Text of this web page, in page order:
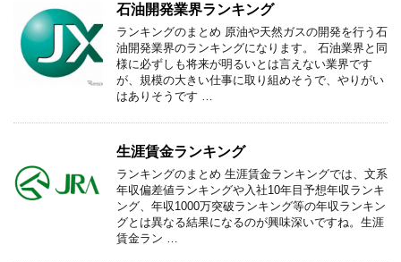
石油開発業界ランキング
ランキングのまとめ 原油や天然ガスの開発を行う石
油開発業界のランキングになります。 石油業界と同
様に必ずしも将来が明るいとは言えない業界です
が、規模の大きい仕事に取り組めそうで、やりがい
はありそうです …
生涯賃金ランキング
ランキングのまとめ 生涯賃金ランキングでは、文系
年収偏差値ランキングや入社10年目予想年収ランキ
ング、年収1000万突破ランキング等の年収ランキン
グとは異なる結果になるのが興味深いですね。生涯
賃金ラン …